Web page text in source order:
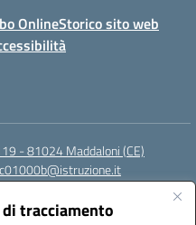
tracciamento
OnlineStorico sito web
- 81024 Maddaloni (CE)